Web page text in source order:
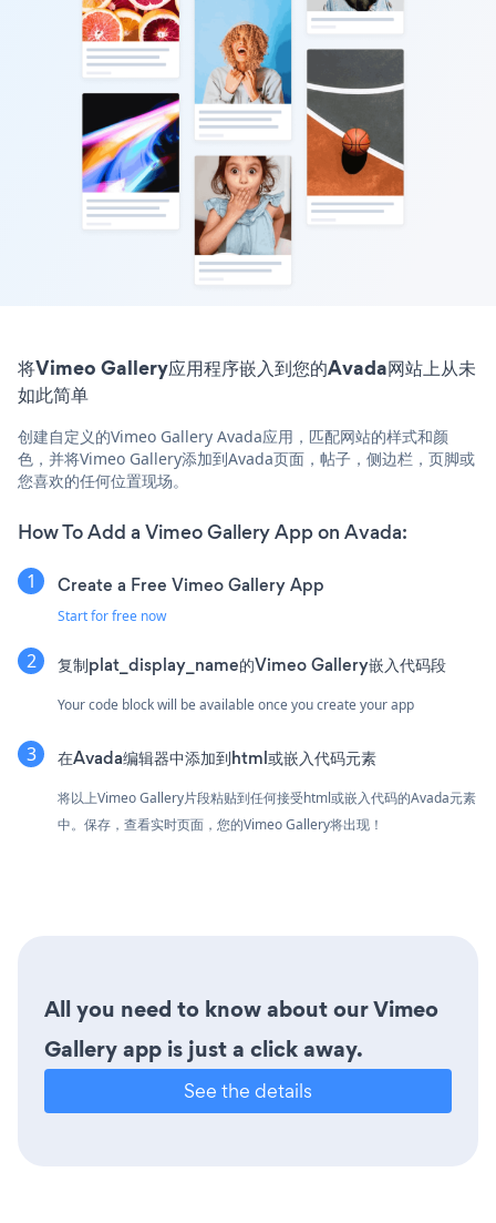
将Vimeo Gallery应用程序嵌入到您的Avada网站上从未
如此简单
创建自定义的Vimeo Gallery Avada应用，匹配网站的样式和颜
色，并将Vimeo Gallery添加到Avada页面，帖子，侧边栏，页脚或
您喜欢的任何位置现场。
How To Add a Vimeo Gallery App on Avada:
Create a Free Vimeo Gallery App
Start for free now
复制plat_display_name的Vimeo Gallery嵌入代码段
Your code block will be available once you create your app
在Avada编辑器中添加到html或嵌入代码元素
将以上Vimeo Gallery片段粘贴到任何接受html或嵌入代码的Avada元素
中。保存，查看实时页面，您的Vimeo Gallery将出现！
All you need to know about our Vimeo
Gallery app is just a click away.
See the details